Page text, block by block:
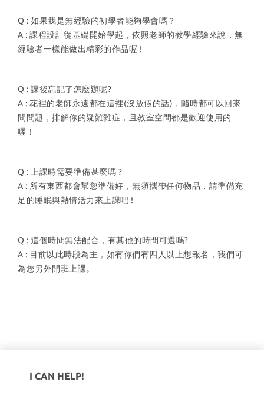
Q : 如果我是無經驗的初學者能夠學會嗎？
A : 課程設計從基礎開始學起，依照老師的教學經驗來說，無
經驗者一樣能做出精彩的作品喔 !
Q : 課後忘記了怎麼辦呢?
A : 花裡的老師永遠都在這裡(沒放假的話)，隨時都可以回來
問問題，排解你的疑難雜症，且教室空間都是歡迎使用的
喔！
Q : 上課時需要準備甚麼嗎 ?
A : 所有東西都會幫您準備好，無須攜帶任何物品，請準備充
足的睡眠與熱情活力來上課吧 !
Q : 這個時間無法配合，有其他的時間可選嗎?
A : 目前以此時段為主，如有你們有四人以上想報名，我們可
為您另外開班上課。
I CAN HELP!